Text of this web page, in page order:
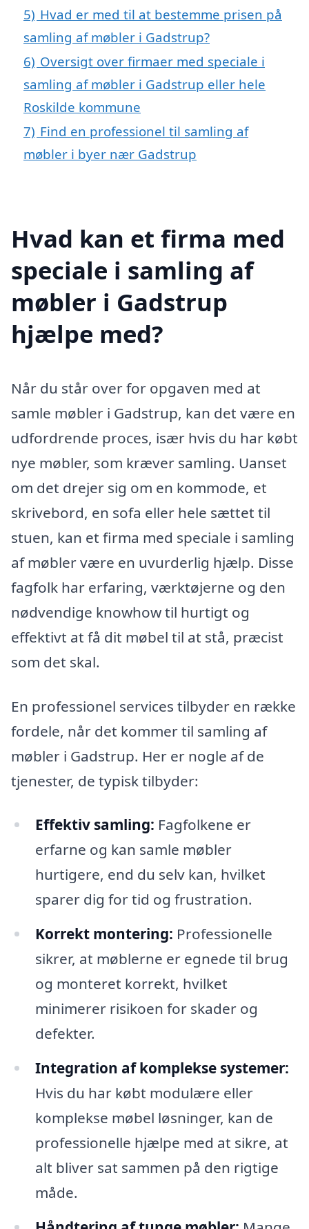
5) Hvad er med til at bestemme prisen på
samling af møbler i Gadstrup?
6) Oversigt over firmaer med speciale i
samling af møbler i Gadstrup eller hele
Roskilde kommune
7) Find en professionel til samling af
møbler i byer nær Gadstrup
Hvad kan et firma med
speciale i samling af
møbler i Gadstrup
hjælpe med?
Når du står over for opgaven med at
samle møbler i Gadstrup, kan det være en
udfordrende proces, især hvis du har købt
nye møbler, som kræver samling. Uanset
om det drejer sig om en kommode, et
skrivebord, en sofa eller hele sættet til
stuen, kan et firma med speciale i samling
af møbler være en uvurderlig hjælp. Disse
fagfolk har erfaring, værktøjerne og den
nødvendige knowhow til hurtigt og
effektivt at få dit møbel til at stå, præcist
som det skal.
En professionel services tilbyder en række
fordele, når det kommer til samling af
møbler i Gadstrup. Her er nogle af de
tjenester, de typisk tilbyder:
Effektiv samling: Fagfolkene er
erfarne og kan samle møbler
hurtigere, end du selv kan, hvilket
sparer dig for tid og frustration.
Korrekt montering: Professionelle
sikrer, at møblerne er egnede til brug
og monteret korrekt, hvilket
minimerer risikoen for skader og
defekter.
Integration af komplekse systemer:
Hvis du har købt modulære eller
komplekse møbel løsninger, kan de
professionelle hjælpe med at sikre, at
alt bliver sat sammen på den rigtige
måde.